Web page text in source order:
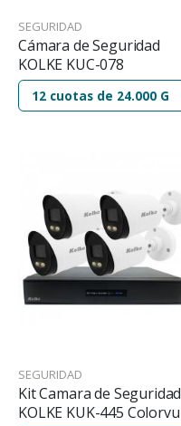
SEGURIDAD
Cámara de Seguridad
KOLKE KUC-078
SEGURIDAD
Kit Camara de Seguridad
KOLKE KUK-445 Colorvu